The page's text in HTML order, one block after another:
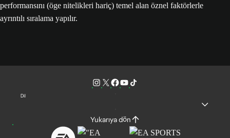
performansını (öge nitelikleri hariç) temel alan öznel faktörlerle
ayrıntılı sıralama yapılır.
Dil
Yukarıya dön